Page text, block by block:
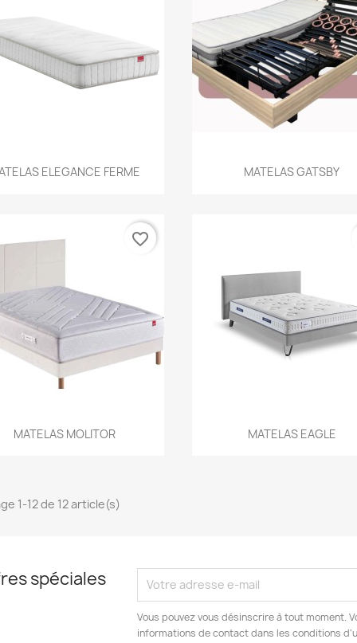
Aperçu rapide
ELEGANCE FERME Aperçu rapide
MATELAS GATSBY
Aperçu rapide
MATELAS MOLITOR
favorite_border
Aperçu rapide
MATELAS EAGLE
1-12 de 12 article(s)
spéciales
Vous pouvez vous désinscrire à tout moment.
informations de contact dans les conditions